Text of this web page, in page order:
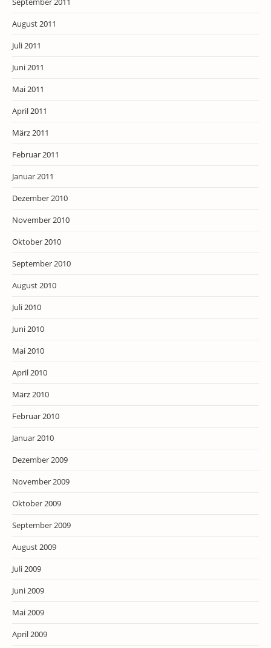
August 2011
Juli 2011
Juni 2011
Mai 2011
April 2011
März 2011
Februar 2011
Januar 2011
Dezember 2010
November 2010
Oktober 2010
September 2010
August 2010
Juli 2010
Juni 2010
Mai 2010
April 2010
März 2010
Februar 2010
Januar 2010
Dezember 2009
November 2009
Oktober 2009
September 2009
August 2009
Juli 2009
Juni 2009
Mai 2009
April 2009